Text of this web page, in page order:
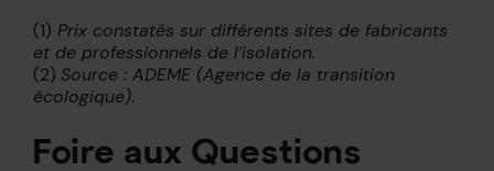
(1) Prix constatés sur différents sites de fabricants
et de professionnels de l’isolation.
(2) Source : ADEME (Agence de la transition
écologique).
Foire aux Questions